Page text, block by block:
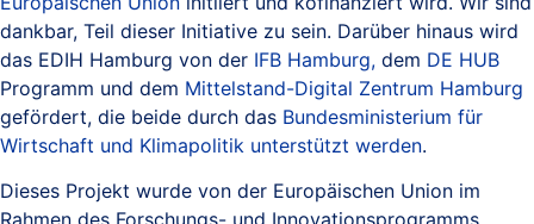
dankbar, Teil dieser Initiative zu sein. Darüber hinaus wird
das EDIH Hamburg von der IFB Hamburg, dem DE HUB
Programm und dem Mittelstand-Digital Zentrum Hamburg
gefördert, die beide durch das Bundesministerium für
Wirtschaft und Klimapolitik unterstützt werden.
Dieses Projekt wurde von der Europäischen Union im
Rahmen des Forschungs- und Innovationsprogramms